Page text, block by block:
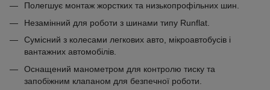
Полегшує монтаж жорстких та низькопрофільних шин.
Незамінний для роботи з шинами типу Runflat.
Сумісний з колесами легкових авто, мікроавтобусів і
вантажних автомобілів.
Оснащений манометром для контролю тиску та
запобіжним клапаном для безпечної роботи.